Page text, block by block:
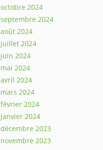
octobre 2024
septembre 2024
août 2024
juillet 2024
juin 2024
mai 2024
avril 2024
mars 2024
février 2024
janvier 2024
décembre 2023
novembre 2023